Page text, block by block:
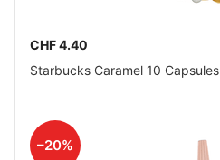
CHF 4.40
Starbucks Caramel 10 Capsules
–20%